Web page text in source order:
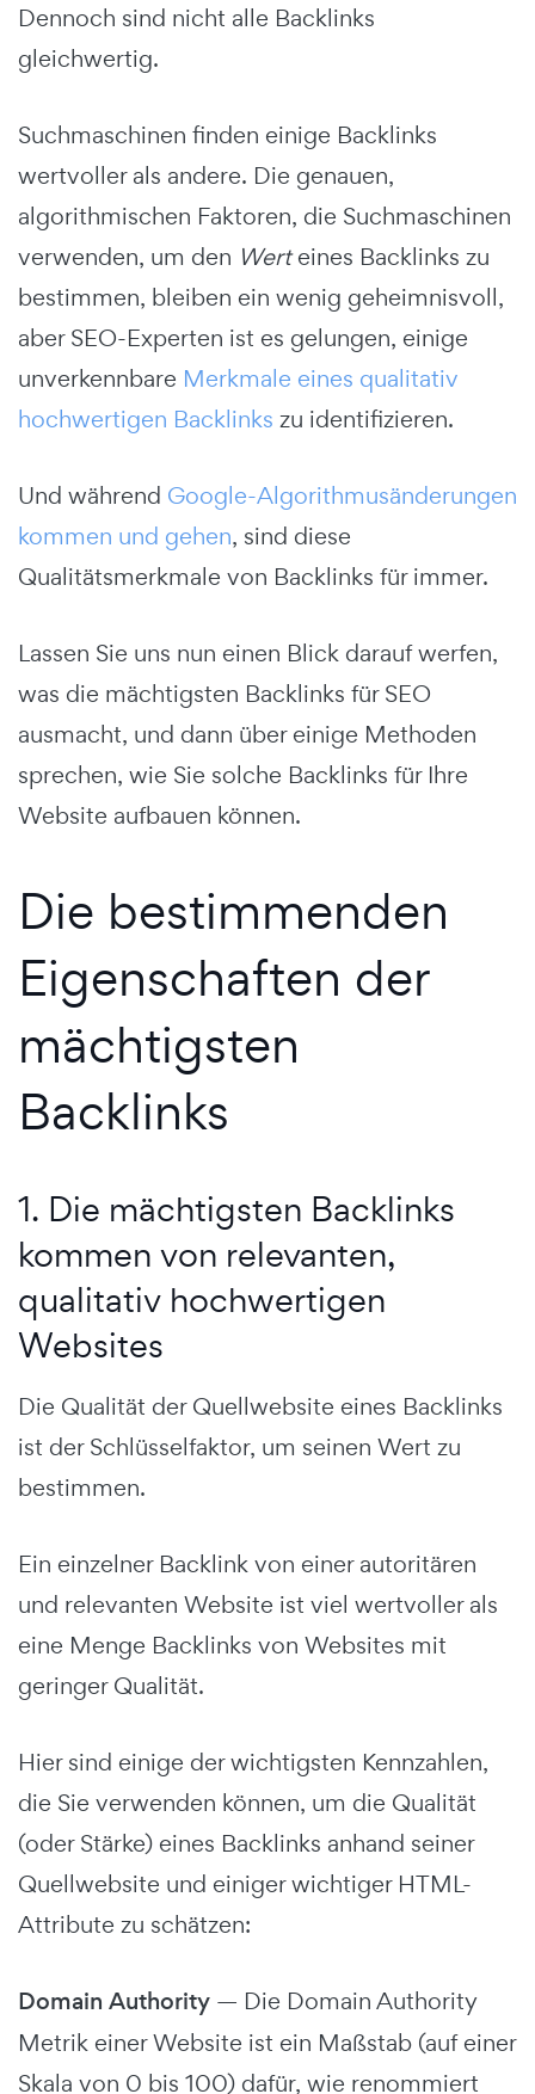
Dennoch sind nicht alle Backlinks
gleichwertig.
Suchmaschinen finden einige Backlinks
wertvoller als andere. Die genauen,
algorithmischen Faktoren, die Suchmaschinen
verwenden, um den Werteines Backlinks zu
bestimmen, bleiben ein wenig geheimnisvoll,
aber SEO-Experten ist es gelungen, einige
unverkennbare Merkmale eines qualitativ
hochwertigen Backlinks zu identifizieren.
Und während Google-Algorithmusänderungen
kommen und gehen, sind diese
Qualitätsmerkmale von Backlinks für immer.
Lassen Sie uns nun einen Blick darauf werfen,
was die mächtigsten Backlinks für SEO
ausmacht, und dann über einige Methoden
sprechen, wie Sie solche Backlinks für Ihre
Website aufbauen können.
Die bestimmenden
Eigenschaften der
mächtigsten
Backlinks
1. Die mächtigsten Backlinks
kommen von relevanten,
qualitativ hochwertigen
Websites
Die Qualität der Quellwebsite eines Backlinks
ist der Schlüsselfaktor, um seinen Wert zu
bestimmen.
Ein einzelner Backlink von einer autoritären
und relevanten Website ist viel wertvoller als
eine Menge Backlinks von Websites mit
geringer Qualität.
Hier sind einige der wichtigsten Kennzahlen,
die Sie verwenden können, um die Qualität
(oder Stärke) eines Backlinks anhand seiner
Quellwebsite und einiger wichtiger HTML-
Attribute zu schätzen:
Domain Authority — Die Domain Authority
Metrik einer Website ist ein Maßstab (auf einer
Skala von 0 bis 100) dafür, wie renommiert